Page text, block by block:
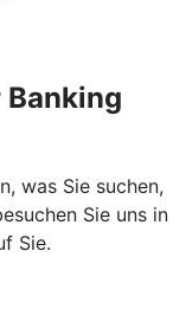
was Sie suchen,
Sie uns in
Sie.